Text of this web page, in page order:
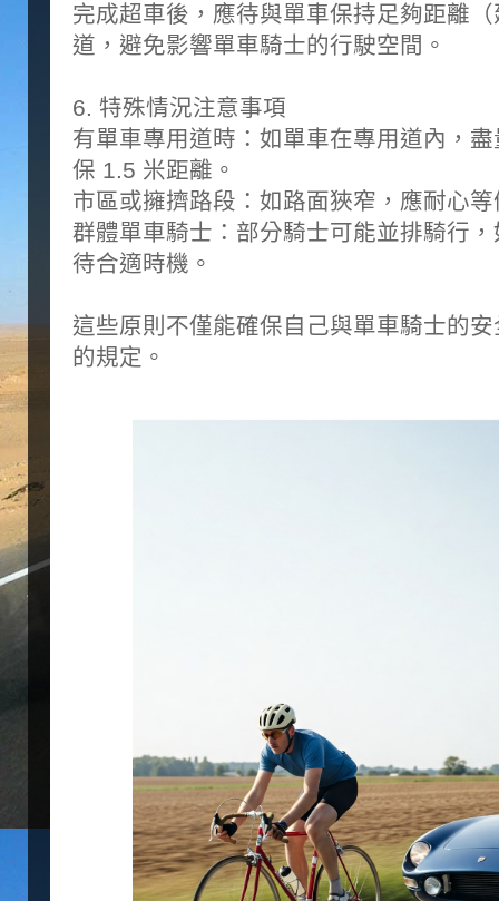
完成超車後，應待與單車保持足夠距離
道，避免影響單車騎士的行駛空間。
6. 特殊情況注意事項
有單車專用道時：如單車在專用道內，
保 1.5 米距離。
市區或擁擠路段：如路面狹窄，應耐心
群體單車騎士：部分騎士可能並排騎行
待合適時機。
這些原則不僅能確保自己與單車騎士的
的規定。